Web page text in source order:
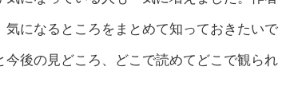
になるところをまとめて知っておきたいで
後の見どころ、どこで読めてどこで観られ